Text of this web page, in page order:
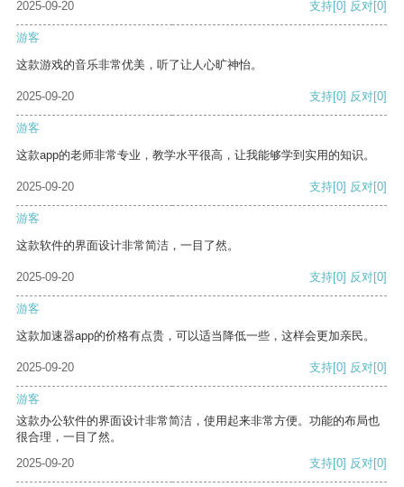
2025-09-20 支持[0] 反对[0]
游客
这款游戏的音乐非常优美，听了让人心旷神怡。
2025-09-20 支持[0] 反对[0]
游客
这款app的老师非常专业，教学水平很高，让我能够学到实用的知识。
2025-09-20 支持[0] 反对[0]
游客
这款软件的界面设计非常简洁，一目了然。
2025-09-20 支持[0] 反对[0]
游客
这款加速器app的价格有点贵，可以适当降低一些，这样会更加亲民。
2025-09-20 支持[0] 反对[0]
游客
这款办公软件的界面设计非常简洁，使用起来非常方便。功能的布局也
很合理，一目了然。
2025-09-20
支持[0] 反对[0]